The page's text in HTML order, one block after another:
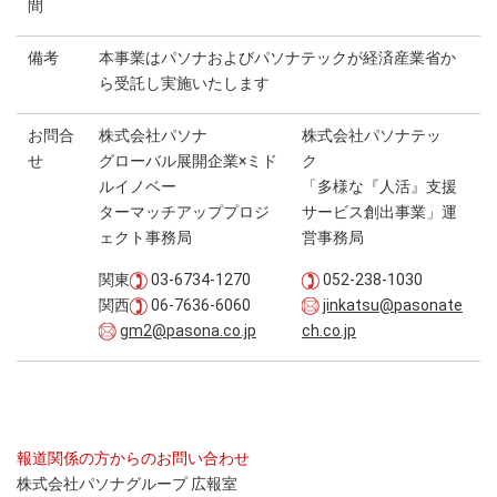
間
備考
本事業はパソナおよびパソナテックが経済産業省か
ら受託し実施いたします
お問合
せ
株式会社パソナ
グローバル展開企業×ミド
ルイノベー
ターマッチアッププロジ
ェクト事務局
関東
03-6734-1270
関西
06-7636-6060
gm2@pasona.co.jp
株式会社パソナテッ
ク
「多様な『人活』支援
サービス創出事業」運
営事務局
052-238-1030
jinkatsu@pasonate
ch.co.jp
報道関係の方からのお問い合わせ
株式会社パソナグループ 広報室